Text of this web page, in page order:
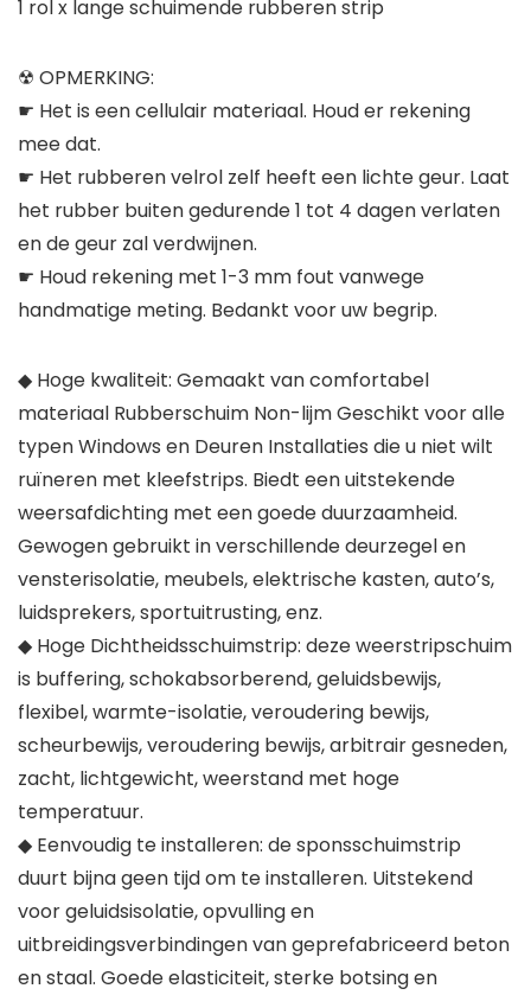
1 rol x lange schuimende rubberen strip
☢ OPMERKING:
☛ Het is een cellulair materiaal. Houd er rekening
mee dat.
☛ Het rubberen velrol zelf heeft een lichte geur. Laat
het rubber buiten gedurende 1 tot 4 dagen verlaten
en de geur zal verdwijnen.
☛ Houd rekening met 1-3 mm fout vanwege
handmatige meting. Bedankt voor uw begrip.
◆ Hoge kwaliteit: Gemaakt van comfortabel
materiaal Rubberschuim Non-lijm Geschikt voor alle
typen Windows en Deuren Installaties die u niet wilt
ruïneren met kleefstrips. Biedt een uitstekende
weersafdichting met een goede duurzaamheid.
Gewogen gebruikt in verschillende deurzegel en
vensterisolatie, meubels, elektrische kasten, auto’s,
luidsprekers, sportuitrusting, enz.
◆ Hoge Dichtheidsschuimstrip: deze weerstripschuim
is buffering, schokabsorberend, geluidsbewijs,
flexibel, warmte-isolatie, veroudering bewijs,
scheurbewijs, veroudering bewijs, arbitrair gesneden,
zacht, lichtgewicht, weerstand met hoge
temperatuur.
◆ Eenvoudig te installeren: de sponsschuimstrip
duurt bijna geen tijd om te installeren. Uitstekend
voor geluidsisolatie, opvulling en
uitbreidingsverbindingen van geprefabriceerd beton
en staal. Goede elasticiteit, sterke botsing en